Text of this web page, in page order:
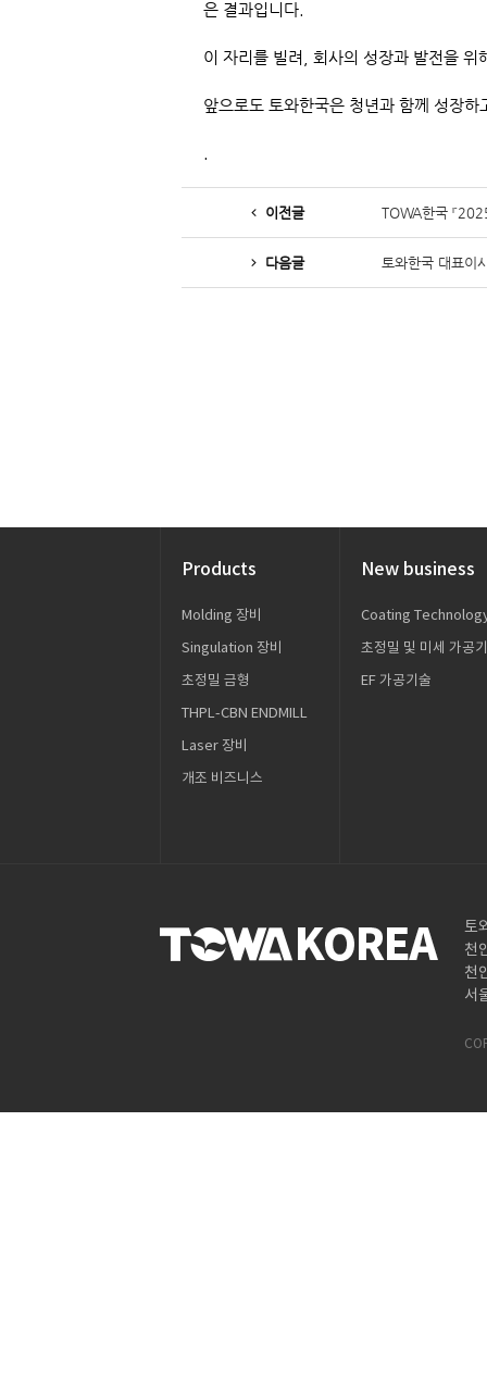
은 결과입니다.
이 자리를 빌려, 회사의 성장과 발전을
앞으로도 토와한국은 청년과 함께 성장하
이전글 TOWA한국 『
다음글 토와한국 대표이
Products
Molding 장비
Singulation 장비
초정밀 금형
THPL-CBN ENDMILL
Laser 장비
개조 비즈니스
New business
Coating
초정밀 및 미세 가공
EF 가공기술
토
천
천
서